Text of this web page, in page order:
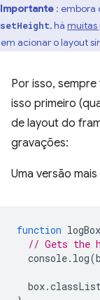
Importante : embora
, há muitas
acionar o layout
Por isso,
isso primeiro
de layout do
gravações:
Uma versão
function
// Gets the
console. log(
box.